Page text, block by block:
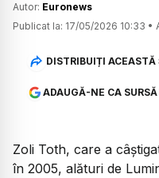
Autor: Euronews
Publicat la: 17/05/2026 10:33 •
DISTRIBUIȚI ACEASTĂ
ADAUGĂ-NE CA
Zoli Toth, care a
în 2005, alături de